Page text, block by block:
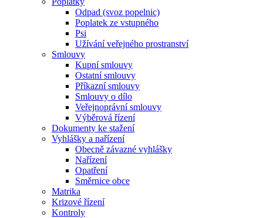
Odpad (svoz popelnic)
Poplatek ze vstupného
Psi
Užívání veřejného prostranství
Smlouvy
Kupní smlouvy
Ostatní smlouvy
Příkazní smlouvy
Smlouvy o dílo
Veřejnoprávní smlouvy
Výběrová řízení
Dokumenty ke stažení
Vyhlášky a nařízení
Obecně závazné vyhlášky
Nařízení
Opatření
Směrnice obce
Matrika
Krizové řízení
Kontroly